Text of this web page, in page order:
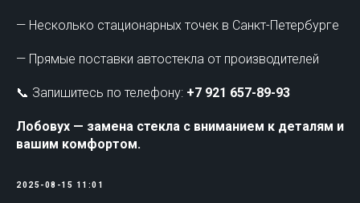
— Несколько стационарных точек в Санкт-Петербурге
— Прямые поставки автостекла от производителей
📞 Запишитесь по телефону: +7 921 657-89-93
Лобовух — замена стекла с вниманием к деталям и
вашим комфортом.
2025-08-15 11:01